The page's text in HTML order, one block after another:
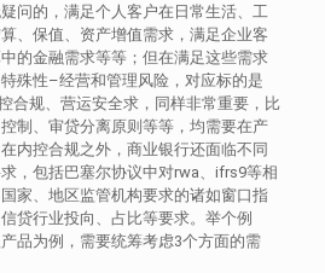
问的，满足个人客户在日常生活、工
、保值、资产增值需求，满足企业客
的金融需求等等；但在满足这些需求
殊性–经营和管理风险，对应标的是
合规、营运安全求，同样非常重要，比
制、审贷分离原则等等，均需要在产
内控合规之外，商业银行还面临不同
，包括巴塞尔协议中对rwa、ifrs9等相
家、地区监管机构要求的诸如窗口指
贷行业投向、占比等要求。举个例
品为例，需要统筹考虑3个方面的需